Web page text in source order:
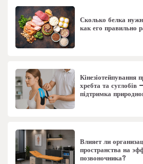
Сколько белка
как его правильно
Кінезіотейпування
хребта та суглобів
підтримка
Влияет ли
пространства на
позвоночника?